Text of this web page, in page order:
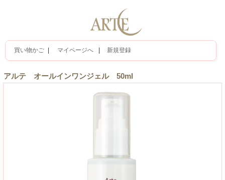
買い物かご マイページへ 新規登録
アルテ オールインワンジェル 50ml